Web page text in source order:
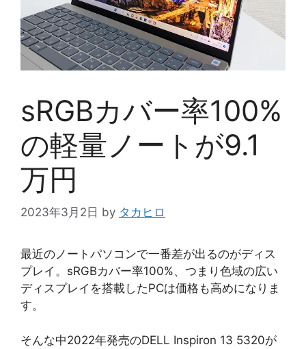
sRGBカバー率100%
の軽量ノートが9.1
万円
2023年3月2日 by タカヒロ
最近のノートパソコンで一番差が出るのがディス
プレイ。sRGBカバー率100%、つまり色域の広い
ディスプレイを搭載したPCは価格も高めになりま
す。
そんな中2022年発売のDELL Inspiron 13 5320が